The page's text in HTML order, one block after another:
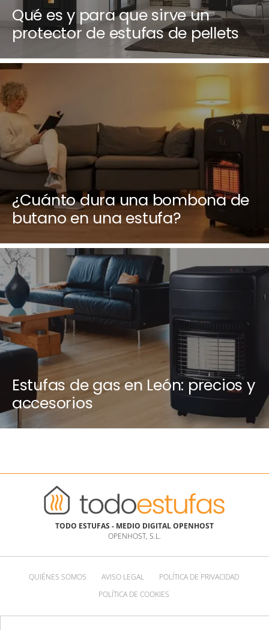
Qué es y para que sirve un
protector de estufas de pellets
¿Cuánto dura una bombona de
butano en una estufa?
Estufas de gas en León: precios y
accesorios
TODO ESTUFAS - MEDIO DIGITAL OPENHOST
OPENHOST, S.L.
QUIÉNES SOMOS AVISO LEGAL
POLÍTICA DE PRIVACIDAD
POLÍTICA DE COOKIES